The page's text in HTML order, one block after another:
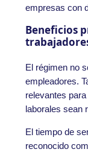
empresas con
Beneficios
El régimen no
empleadores.
relevantes
laborales sean
El tiempo de
reconocido